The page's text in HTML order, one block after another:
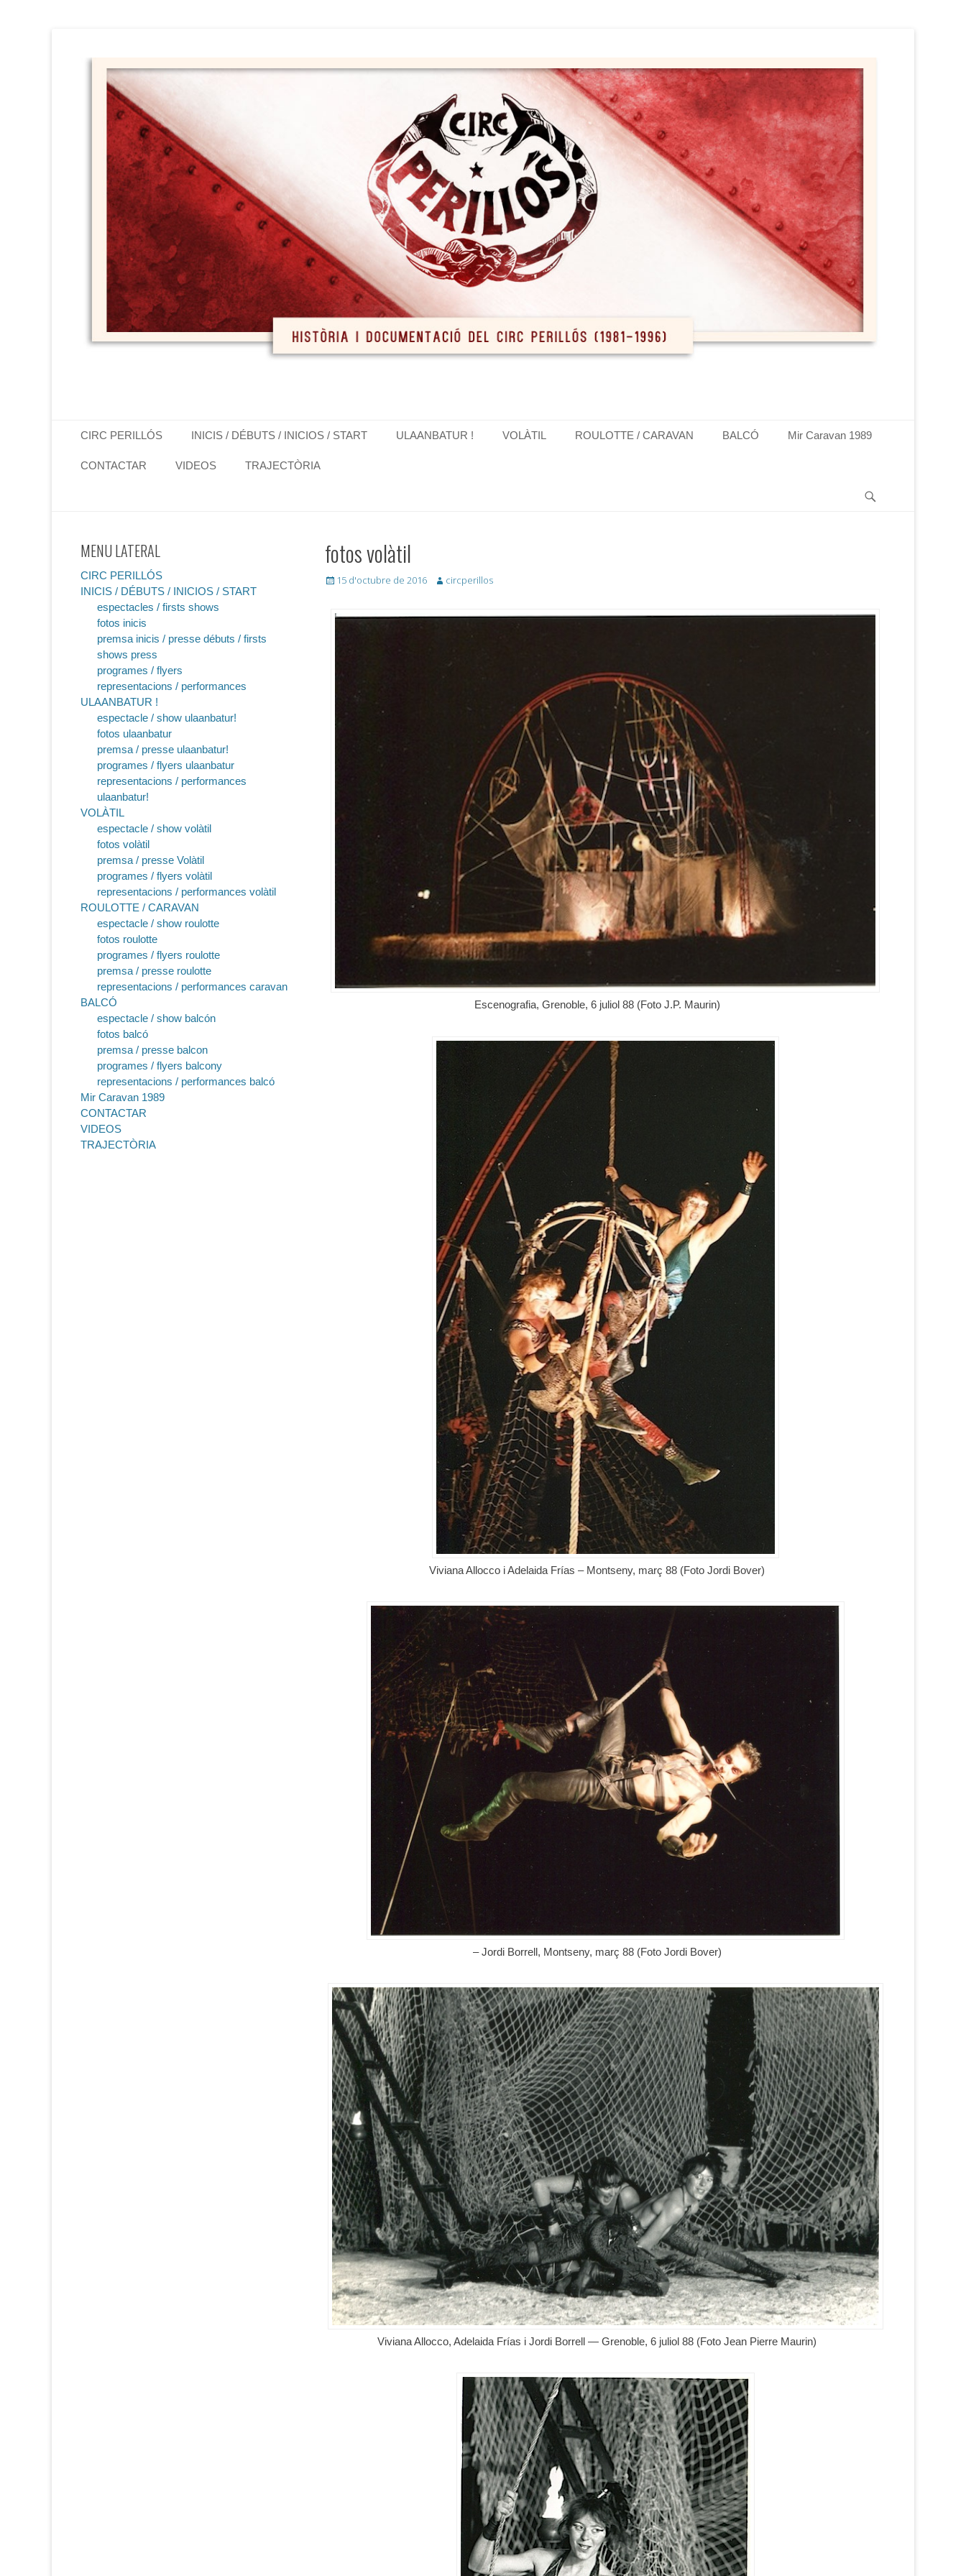
Circ Perillós
HISTÒRIA i DOCUMENTACIÓ (1981 / 1996)
Primary Menu
content
CIRC PERILLÓS INICIS / DÉBUTS / INICIOS / START ULAANBATUR ! VOLÀTIL ROULOTTE / CARAVAN BALCÓ Mir Caravan 1989
CONTACTAR VIDEOS TRAJECTÒRIA
fotos volàtil
Posted
15 d'octubre de 2016 Author
circperillos
Escenografia, Grenoble, 6 juliol 88 (Foto J.P. Maurin)
Viviana Allocco i Adelaida Frías – Montseny, març 88 (Foto Jordi Bover)
– Jordi Borrell, Montseny, març 88 (Foto Jordi Bover)
Viviana Allocco, Adelaida Frías i Jordi Borrell — Grenoble, 6 juliol 88 (Foto Jean Pierre Maurin)
MENU LATERAL
CIRC PERILLÓS
INICIS / DÉBUTS / INICIOS / START
espectacles / firsts shows
fotos inicis
premsa inicis / presse débuts / firsts
shows press
programes / flyers
representacions / performances
ULAANBATUR !
espectacle / show ulaanbatur!
fotos ulaanbatur
premsa / presse ulaanbatur!
programes / flyers ulaanbatur
representacions / performances
ulaanbatur!
VOLÀTIL
espectacle / show volàtil
fotos volàtil
premsa / presse Volàtil
programes / flyers volàtil
representacions / performances volàtil
ROULOTTE / CARAVAN
espectacle / show roulotte
fotos roulotte
programes / flyers roulotte
premsa / presse roulotte
representacions / performances caravan
BALCÓ
espectacle / show balcón
fotos balcó
premsa / presse balcon
programes / flyers balcony
representacions / performances balcó
Mir Caravan 1989
CONTACTAR
VIDEOS
TRAJECTÒRIA